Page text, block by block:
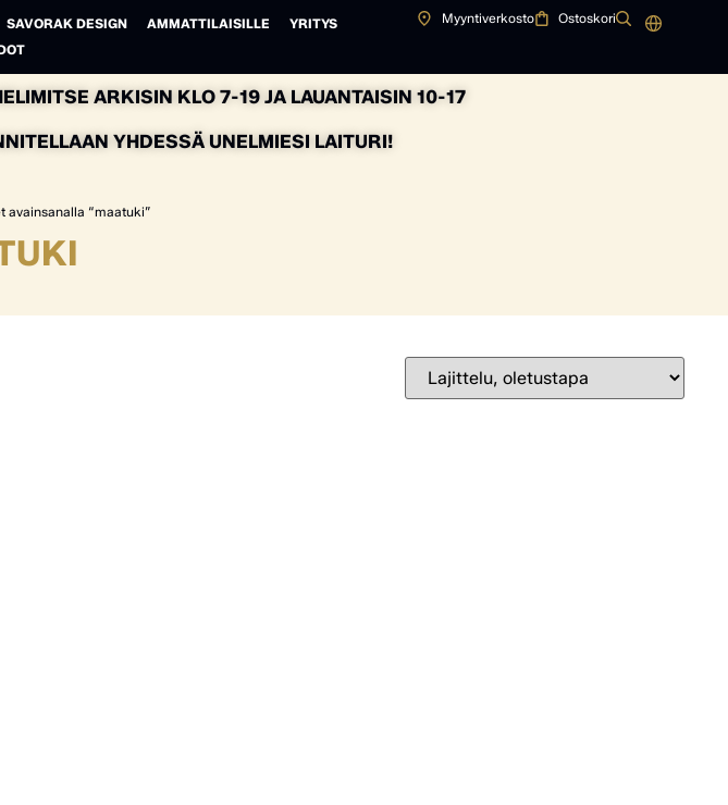
SAVORAK DESIGN AMMATTILAISILLE
YRITYS
Myyntiverkosto Ostoskori
ARKISIN KLO 7-19 JA LAUANTAISIN 10-17
YHDESSÄ UNELMIESI LAITURI!
avainsanalla “maatuki”